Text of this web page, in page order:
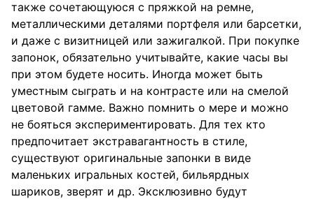
также сочетающуюся с пряжкой на ремне,
металлическими деталями портфеля или барсетки,
и даже с визитницей или зажигалкой. При покупке
запонок, обязательно учитывайте, какие часы вы
при этом будете носить. Иногда может быть
уместным сыграть и на контрасте или на смелой
цветовой гамме. Важно помнить о мере и можно
не бояться экспериментировать. Для тех кто
предпочитает экстравагантность в стиле,
существуют оригинальные запонки в виде
маленьких игральных костей, бильярдных
шариков, зверят и др. Эксклюзивно будут